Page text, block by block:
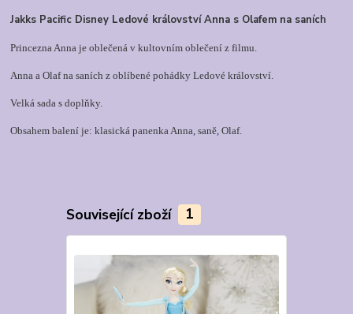
Jakks Pacific Disney Ledové království Anna s Olafem na saních
Princezna Anna je oblečená v kultovním oblečení z filmu
Anna a Olaf na saních z oblíbené pohádky Ledové království.
Velká sada s doplňky.
Obsahem balení je: klasická panenka Anna, saně, Olaf.
Související zboží 1